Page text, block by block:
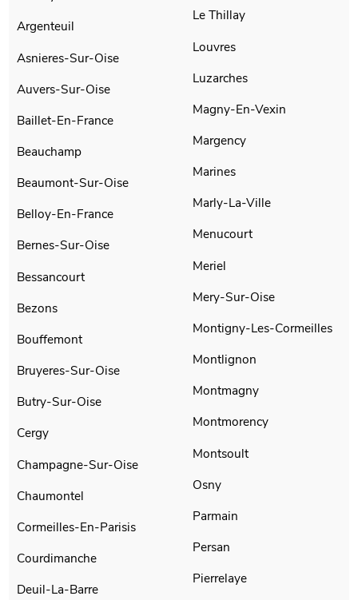
Argenteuil
Asnieres-Sur-Oise
Auvers-Sur-Oise
Baillet-En-France
Beauchamp
Beaumont-Sur-Oise
Belloy-En-France
Bernes-Sur-Oise
Bessancourt
Bezons
Bouffemont
Bruyeres-Sur-Oise
Butry-Sur-Oise
Cergy
Champagne-Sur-Oise
Chaumontel
Cormeilles-En-Parisis
Courdimanche
Deuil-La-Barre
Le Thillay
Louvres
Luzarches
Magny-En-Vexin
Margency
Marines
Marly-La-Ville
Menucourt
Meriel
Mery-Sur-Oise
Montigny-Les-Cormeilles
Montlignon
Montmagny
Montmorency
Montsoult
Osny
Parmain
Persan
Pierrelaye